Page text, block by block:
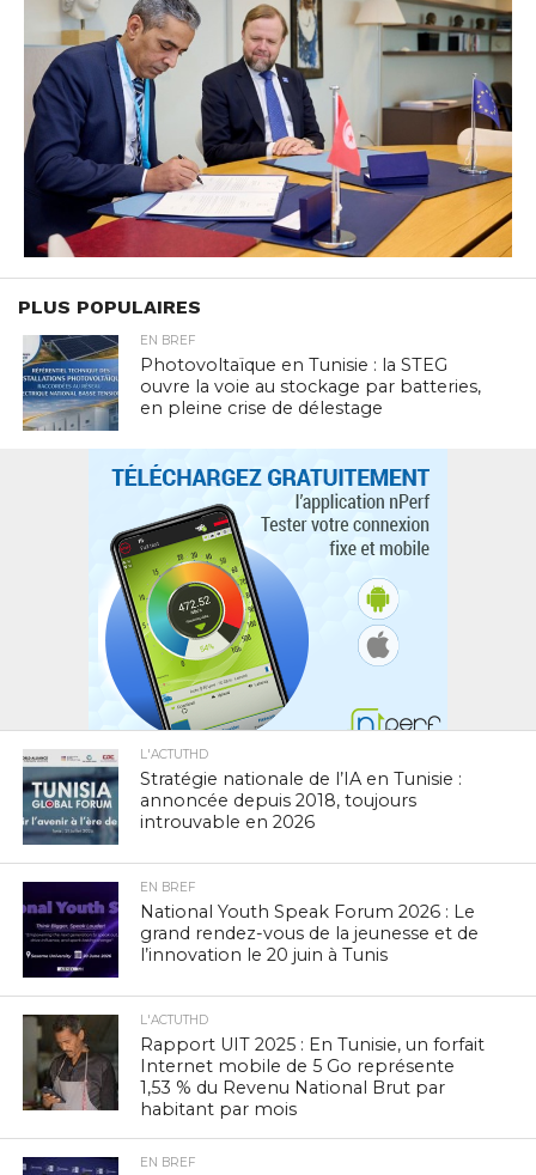
PLUS POPULAIRES
EN BREF
Photovoltaïque en Tunisie : la STEG
ouvre la voie au stockage par batteries,
en pleine crise de délestage
L'ACTUTHD
Stratégie nationale de l’IA en Tunisie :
annoncée depuis 2018, toujours
introuvable en 2026
EN BREF
National Youth Speak Forum 2026 : Le
grand rendez-vous de la jeunesse et de
l’innovation le 20 juin à Tunis
L'ACTUTHD
Rapport UIT 2025 : En Tunisie, un forfait
Internet mobile de 5 Go représente
1,53 % du Revenu National Brut par
habitant par mois
EN BREF